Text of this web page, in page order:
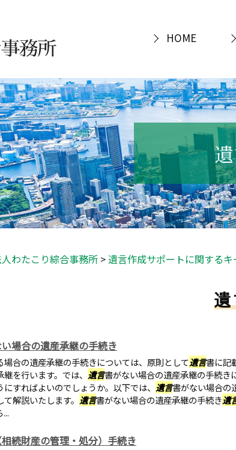
HOME
わたこり綜合事務所 >遺言作成サポートに関するキ
場合の遺産承継の手続き
場合の遺産承継の手続きについては、原則として遺言書に記
を行います。では、 遺言書がない場合の遺産承継の手続き
にすればよいのでしょうか。以下では、 遺言書がない場合の
解説いたします。 遺言書がない場合の遺産承継の手続き遺
続財産の管理・処分）手続き